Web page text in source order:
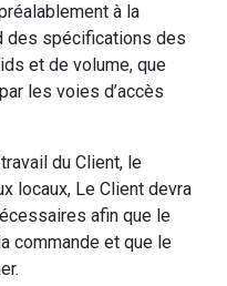
à la
des spécifications des
et de volume, que
les voies d’accès
du Client, le
locaux, Le Client devra
afin que le
commande et que le